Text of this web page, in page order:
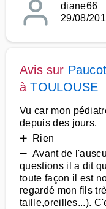
diane66
29/08/
Avis sur
àTOULOUSE
Vu car mon
depuis des jours.
➕ Rien
➖ Avant de
questions il a dit
toute façon il est
regardé mon fils
taille,oreilles...).